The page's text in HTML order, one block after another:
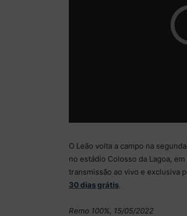
O Leão volta a campo na
no estádio Colosso da Lagoa,
transmissão ao vivo e exclusiva
30 dias grátis.
Remo 100%, 15/05/2022